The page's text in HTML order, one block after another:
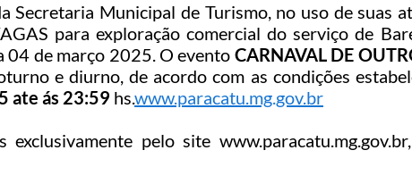
Municipal de Turismo, no uso de suas
para exploração comercial do serviço de
04 de março 2025. O evento CARNAVAL DE
e diurno, de acordo com as condições
ate ás 23:59 hs.www.paracatu.mg.gov.br
pelo site